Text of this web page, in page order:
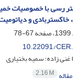
رسی با خصوصیات
و
67-78
10.22091/
زاده؛ سمیه بختیاری
2.16 M